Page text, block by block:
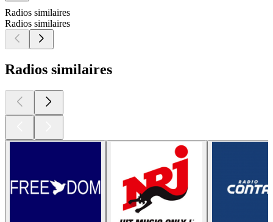
Radios similaires
Radios similaires
Radios similaires